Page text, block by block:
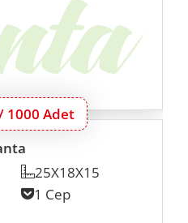
1000 adet için fiyatı:
1000 Adet
Ölçü
25X18X15
Cep Sayısı
1 Cep